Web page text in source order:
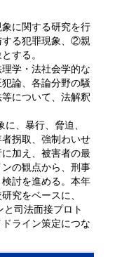
に関する研究を行
る犯罪現象、②親
する。
学・法社会学的な
論、各論分野の騒
について、法解釈
、暴行、脅迫、
拐取、強制わいせ
加え、被害者の最
の観点から、刑事
討を進める。本年
究をベースに、
司法面接プロト
ライン策定につな